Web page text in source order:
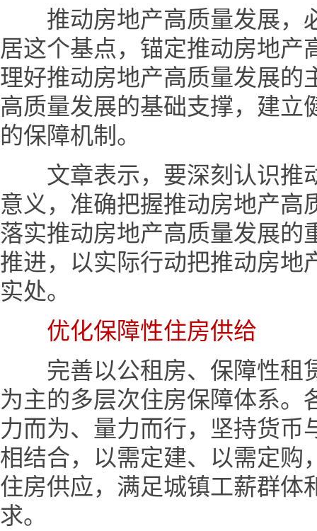
推动房地产高质量发展，
居这个基点，锚定推动房地
理好推动房地产高质量发展的
高质量发展的基础支撑，建
的保障机制。
文章表示，要深刻认识推
意义，准确把握推动房地产
落实推动房地产高质量发展的
推进，以实际行动把推动房地
实处。
优化保障性住房供给
完善以公租房、保障性租
为主的多层次住房保障体系
力而为、量力而行，坚持货
相结合，以需定建、以需定购
住房供应，满足城镇工薪群体
求。